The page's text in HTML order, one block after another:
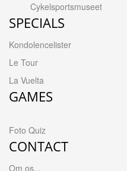
Cykelsportsmuseet
SPECIALS
Kondolencelister
Le Tour
La Vuelta
GAMES
Foto Quiz
CONTACT
Om os...